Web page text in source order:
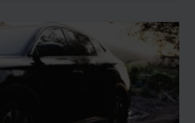
Jak w takiej sytuacji